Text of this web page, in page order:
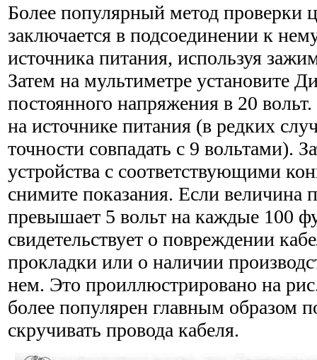
Более популярный метод проверки
заключается в подсоединении к
источни­ка питания, используя
Затем на мультиметре установите
постоянного напряжения в 20
на источнике питания (в редких
точности совпадать с 9 воль­тами).
устройства с соответствующими
снимите показания. Если величина
превышает 5 вольт на каждые 100
свидетельствует о повреждении
прокладки или о наличии
нем. Это проил­люстрировано на
более популярен главным образом
скручивать провода кабеля.